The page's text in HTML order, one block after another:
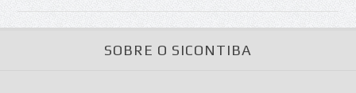
SOBRE O SICONTIBA